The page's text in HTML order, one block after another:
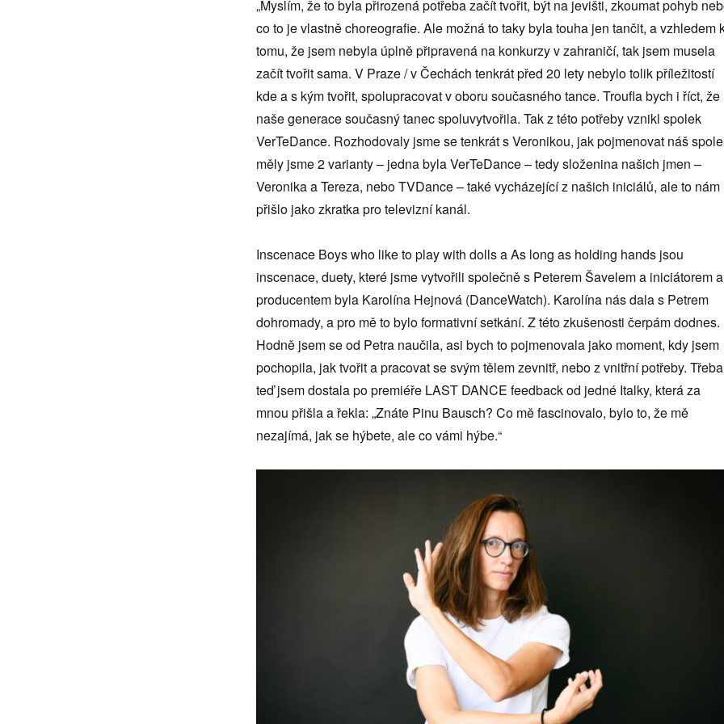
„Myslím, že to byla přirozená potřeba začít tvořit, být na jevišti, zkoumat pohyb
co to je vlastně choreografie. Ale možná to taky byla touha jen tančit, a vzhledem
tomu, že jsem nebyla úplně připravená na konkurzy v zahraničí, tak jsem musela
začít tvořit sama. V Praze / v Čechách tenkrát před 20 lety nebylo tolik příležitostí
kde a s kým tvořit, spolupracovat v oboru současného tance. Troufla bych i říct, že
naše generace současný tanec spoluvytvořila. Tak z této potřeby vznikl spolek
VerTeDance. Rozhodovaly jsme se tenkrát s Veronikou, jak pojmenovat náš
měly jsme 2 varianty – jedna byla VerTeDance – tedy složenina našich jmen –
Veronika a Tereza, nebo TVDance – také vycházející z našich iniciálů, ale to nám
přišlo jako zkratka pro televizní kanál.
Inscenace Boys who like to play with dolls a As long as holding hands jsou
inscenace, duety, které jsme vytvořili společně s Peterem Šavelem a iniciátorem a
producentem byla Karolína Hejnová (DanceWatch). Karolína nás dala s Petrem
dohromady, a pro mě to bylo formativní setkání. Z této zkušenosti čerpám dodnes.
Hodně jsem se od Petra naučila, asi bych to pojmenovala jako moment, kdy jsem
pochopila, jak tvořit a pracovat se svým tělem zevnitř, nebo z vnitřní potřeby. Třeba
teď jsem dostala po premiéře LAST DANCE feedback od jedné Italky, která za
mnou přišla a řekla: „Znáte Pinu Bausch? Co mě fascinovalo, bylo to, že mě
nezajímá, jak se hýbete, ale co vámi hýbe.“